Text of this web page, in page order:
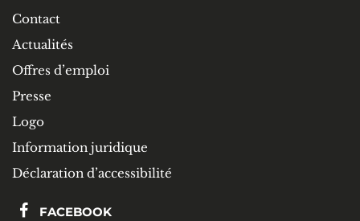
Contact
Actualités
Offres d’emploi
Presse
Logo
Information juridique
Déclaration d’accessibilité
FACEBOOK